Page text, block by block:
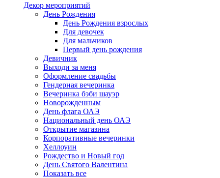
Декор мероприятий
День Рождения
День Рождения взрослых
Для девочек
Для мальчиков
Первый день рождения
Девичник
Выходи за меня
Оформление свадьбы
Гендерная вечеринка
Вечеринка бэби шауэр
Новорожденным
День флага ОАЭ
Национальный день ОАЭ
Открытие магазина
Корпоративные вечеринки
Хеллоуин
Рождество и Новый год
День Святого Валентина
Показать все